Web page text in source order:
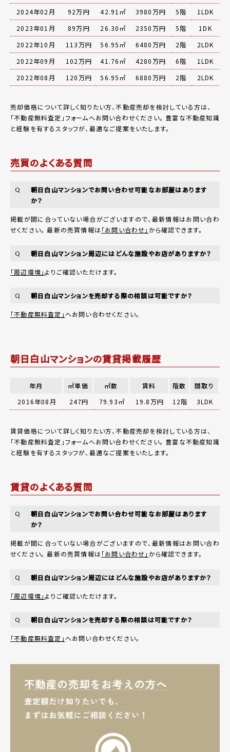
2024年02月
92万円 42.91㎡ 3980万円 5階
1LDK
2023年01月
89万円 26.30㎡ 2350万円 5階
1DK
2022年10月
113万円 56.95㎡ 6480万円 2階
2LDK
2022年09月
102万円 41.76㎡ 4280万円 6階
1LDK
2022年08月
120万円 56.95㎡ 6880万円 2階 2LDK
売却価格について詳しく知りたい方、不動産売却を検討している方は、
「不動産無料査定 」フォームへお問い合わせください。 豊富な不動産知識
と経験を有するスタッフが、最適なご提案をいたします。
売買のよくある質問
Q
朝日白山マンションでお問い合わせ可能なお部屋はあります
か？
掲載が間に合っていない場合がございますので、最新情報はお問い合わ
せください。 最新の売買情報は「お問い合わせ」 から確認できます。
Q 朝日白山マンション周辺にはどんな施設やお店がありますか？
「周辺環境」よりご確認いただけます。
Q 朝日白山マンションを売却する際の相談は可能ですか？
「不動産無料査定」へお問い合わせください。
朝日白山マンションの賃貸掲載履歴
年月 ㎡単価 ㎡数 賃料 階数
間取り
2016年08月
247円 79.93㎡ 19.8万円 12階 3LDK
賃貸価格について詳しく知りたい方、不動産売却を検討している方は、
「不動産無料査定 」フォームへお問い合わせください。 豊富な不動産知識
と経験を有するスタッフが、最適なご提案をいたします。
賃貸のよくある質問
Q
朝日白山マンションでお問い合わせ可能なお部屋はあります
か？
掲載が間に合っていない場合がございますので、最新情報はお問い合わ
せください。 最新の売買情報は「お問い合わせ」 から確認できます。
Q 朝日白山マンション周辺にはどんな施設やお店がありますか？
「周辺環境」よりご確認いただけます。
Q 朝日白山マンションを売却する際の相談は可能ですか？
「不動産無料査定」へお問い合わせください。